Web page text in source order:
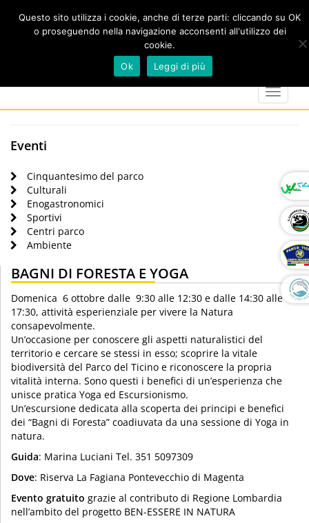
marker
calendar
Toggle
Eventi
Cinquantesimo del parco
Culturali
Enogastronomici
Sportivi
Centri parco
Ambiente
BAGNI DI FORESTA E YOGA
Domenica 6 ottobre dalle 9:30 alle 12:30 e dalle 14:30 alle
17:30, attività esperienziale per vivere la Natura
consapevolmente.
Un’occasione per conoscere gli aspetti naturalistici del
territorio e cercare se stessi in esso; scoprire la vitale
biodiversità del Parco del Ticino e riconoscere la propria
vitalità interna. Sono questi i benefici di un’esperienza che
unisce pratica Yoga ed Escursionismo.
Un’escursione dedicata alla scoperta dei principi e benefici
dei “Bagni di Foresta” coadiuvata da una sessione di Yoga in
natura.
Guida: Marina Luciani Tel. 351 5097309
Dove: Riserva La Fagiana Pontevecchio di Magenta
Evento gratuito grazie al contributo di Regione Lombardia
nell’ambito del progetto BEN-ESSERE IN NATURA
Questo sito utilizza i cookie, anche di terze parti: cliccando su OK
o proseguendo nella navigazione acconsenti all'utilizzo dei
cookie.
Ok
Leggi di più